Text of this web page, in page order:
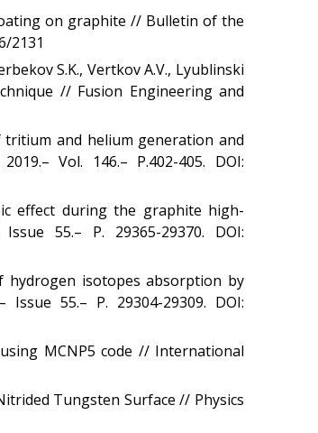
Жарияланымдармен
Хабарландырулар
Қауіпсіздік
Фотоальбом
Метрологиялық қызмет
Қауiпсiздiк сараптамасы
тасымалдау
Радиациялық бақылау
on graphite // Bulletin of the
2131
S.K., Vertkov A.V., Lyublinski
// Fusion Engineering and
tritium and helium generation and
Vol. 146.– P.402-405. DOI:
effect during the graphite high-
55.– P. 29365-29370. DOI:
hydrogen isotopes absorption by
55.– P. 29304-29309. DOI:
MCNP5 code // International
Tungsten Surface // Physics